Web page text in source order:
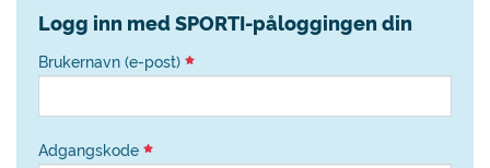
Logg inn med SPORTI-påloggingen din
Brukernavn (e-post)
Adgangskode